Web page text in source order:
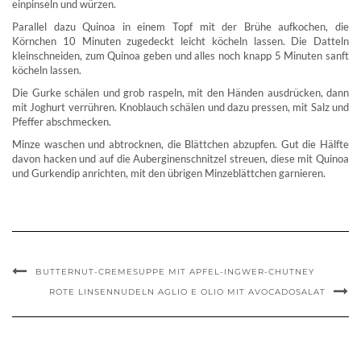
einpinseln und würzen.
Parallel dazu Quinoa in einem Topf mit der Brühe aufkochen, die
Körnchen 10 Minuten zugedeckt leicht köcheln lassen. Die Datteln
kleinschneiden, zum Quinoa geben und alles noch knapp 5 Minuten sanft
köcheln lassen.
Die Gurke schälen und grob raspeln, mit den Händen ausdrücken, dann
mit Joghurt verrühren. Knoblauch schälen und dazu pressen, mit Salz und
Pfeffer abschmecken.
Minze waschen und abtrocknen, die Blättchen abzupfen. Gut die Hälfte
davon hacken und auf die Auberginenschnitzel streuen, diese mit Quinoa
und Gurkendip anrichten, mit den übrigen Minzeblättchen garnieren.
BUTTERNUT-CREMESUPPE MIT APFEL-INGWER-CHUTNEY
ROTE LINSENNUDELN AGLIO E OLIO MIT AVOCADOSALAT